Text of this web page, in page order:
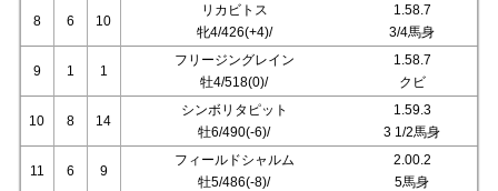
8 6 10
リカビトス
牝4/426(+4)/
1.58.7
3/4馬身
9 1 1
フリージングレイン
牡4/518(0)/
1.58.7
クビ
10 8 14
シンボリタピット
牡6/490(-6)/
1.59.3
3 1/2馬身
11 6 9
フィールドシャルム
牡5/486(-8)/
2.00.2
5馬身